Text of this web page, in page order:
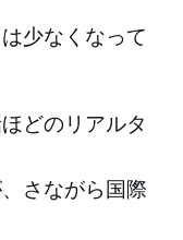
少なくなって
どのリアルタ
さながら国際